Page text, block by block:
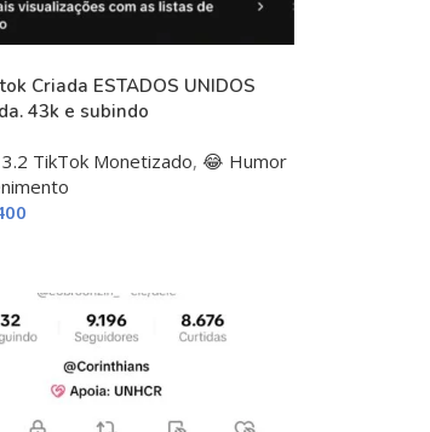
Criada ESTADOS UNIDOS
43k e subindo
3.2 TikTok Monetizado, 😂 Humor